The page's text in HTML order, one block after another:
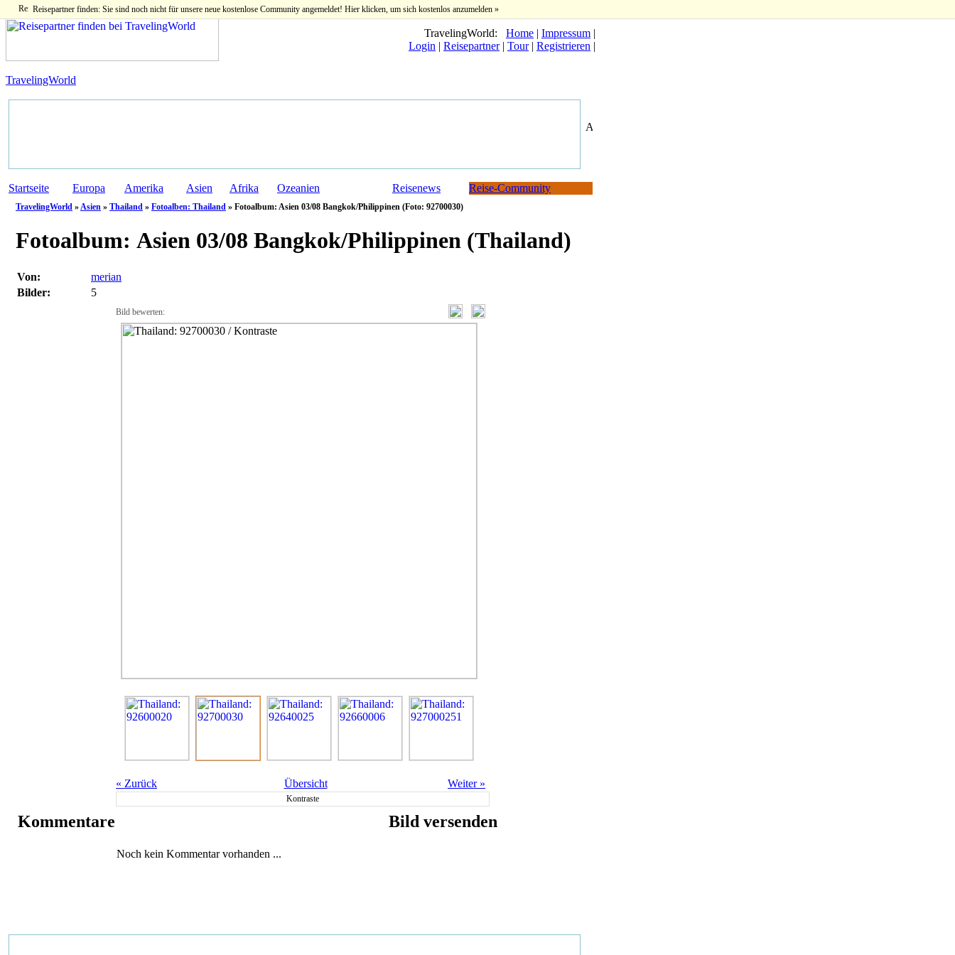
Reisepartner finden: Sie sind noch nicht für unsere neue kostenlose Community angemeldet! Hier klicken, um sich kostenlos anzumelden »
TravelingWorld: Home | Impressum |
Login | Reisepartner| Tour| Registrieren |
TravelingWorld
Startseite Europa Amerika Asien Afrika Ozeanien Reisenews Reise-Community
TravelingWorld »Asien » Thailand » Fotoalben: Thailand » Fotoalbum: Asien 03/08 Bangkok/Philippinen (Foto: 92700030)
Fotoalbum: Asien 03/08 Bangkok/Philippinen (Thailand)
Von:
merian
Bilder:
5
Bild bewerten:
« Zurück Übersicht Weiter »
Kontraste
Kommentare
Noch kein Kommentar vorhanden ...
Bild versenden